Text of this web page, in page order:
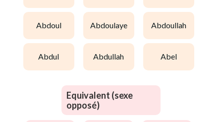
abdoul abdoulaye abdoullah
abdul abdullah abel
Equivalent (sexe
opposé)